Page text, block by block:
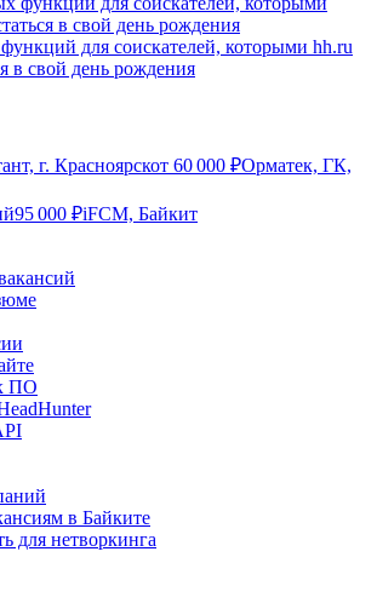
для соискателей, которыми hh.ru
в свой день рождения
г. Красноярскот 60 000 ₽Орматек, ГК,
95 000 ₽iFCM, Байкит
ПО
в Байките
для нетворкинга